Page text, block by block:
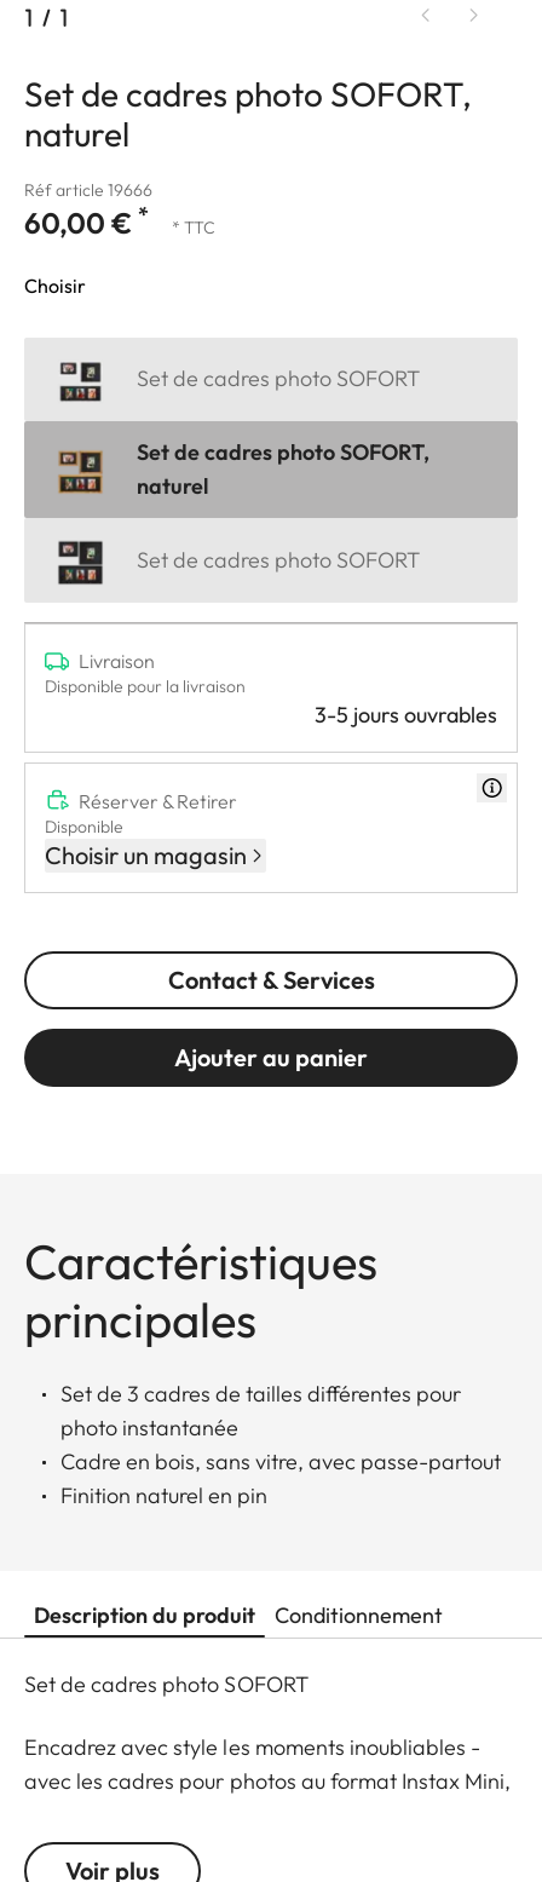
1 / 1
Set de cadres photo SOFORT,
naturel
Réf article 19666
60,00 € * * TTC
Choisir
Set de cadres photo SOFORT
Set de cadres photo SOFORT,
naturel
Set de cadres photo SOFORT
Livraison
Disponible pour la livraison
3-5 jours ouvrables
Réserver & Retirer
Disponible
Choisir un magasin
Contact & Services
Ajouter au panier
Caractéristiques
principales
Set de 3 cadres de tailles différentes pour
photo instantanée
Cadre en bois, sans vitre, avec passe-partout
Finition naturel en pin
Description du produit Conditionnement
Set de cadres photo SOFORT
Encadrez avec style les moments inoubliables -
avec les cadres pour photos au format Instax Mini,
comprend des cadres de trois tailles différentes et
Voir plus